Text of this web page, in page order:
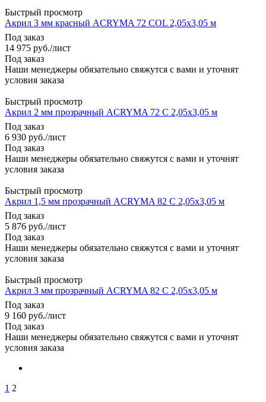
Быстрый просмотр
Акрил 3 мм красный ACRYMA 72 COL 2,05х3,05 м
Под заказ
14 975 руб./лист
Под заказ
Наши менеджеры обязательно свяжутся с вами и уточнят
условия заказа
Быстрый просмотр
Акрил 2 мм прозрачный ACRYMA 72 C 2,05х3,05 м
Под заказ
6 930 руб./лист
Под заказ
Наши менеджеры обязательно свяжутся с вами и уточнят
условия заказа
Быстрый просмотр
Акрил 1,5 мм прозрачный ACRYMA 82 C 2,05х3,05 м
Под заказ
5 876 руб./лист
Под заказ
Наши менеджеры обязательно свяжутся с вами и уточнят
условия заказа
Быстрый просмотр
Акрил 3 мм прозрачный ACRYMA 82 C 2,05х3,05 м
Под заказ
9 160 руб./лист
Под заказ
Наши менеджеры обязательно свяжутся с вами и уточнят
условия заказа
1 2